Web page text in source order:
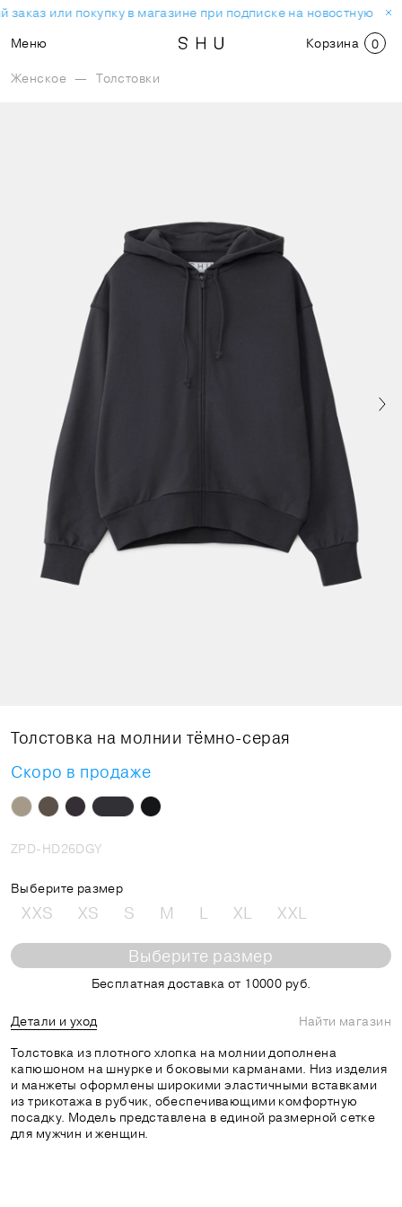
заказ или покупку в магазине при подписке на новостную
Меню
Корзина 0
Женское — Толстовки
Толстовка на молнии тёмно-серая
Скоро в продаже
ZPD-HD26DGY
Выберите размер
XXS XS S M L XL XXL
Выберите размер
Бесплатная доставка от 10000 руб.
Детали и уход
Найти магазин
Толстовка из плотного хлопка на молнии дополнена
капюшоном на шнурке и боковыми карманами. Низ изделия
и манжеты оформлены широкими эластичными вставками
из трикотажа в рубчик, обеспечивающими комфортную
посадку. Модель представлена в единой размерной сетке
для мужчин и женщин.